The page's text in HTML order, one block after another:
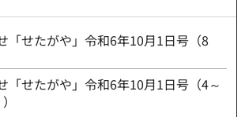
「せたがや」令和6年10月1日号（8
「せたがや」令和6年10月1日号（4～